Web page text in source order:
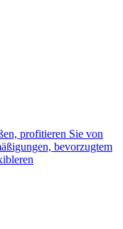
profitieren Sie von
bevorzugtem